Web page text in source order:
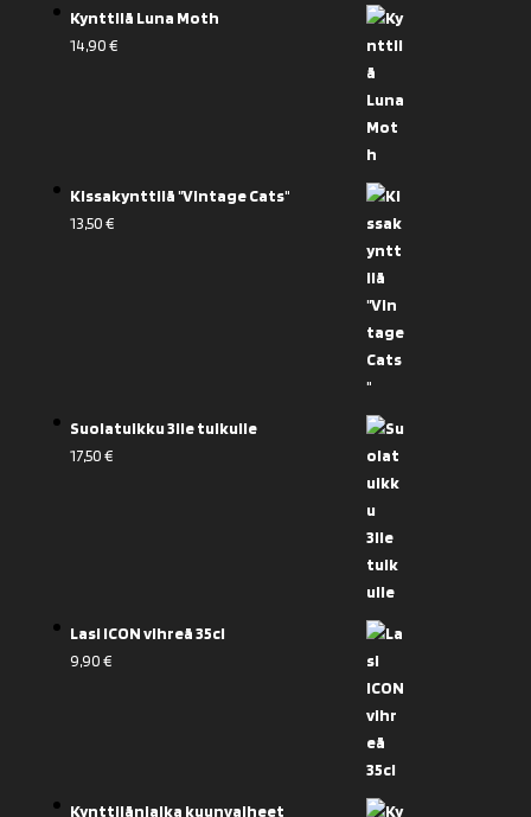
Kynttilä Luna Moth
14,90€
Kissakynttilä "Vintage Cats"
13,50€
Suolatuikku 3lle tuikulle
17,50€
Lasi ICON vihreä 35cl
9,90€
Kynttilänjalka kuunvaiheet